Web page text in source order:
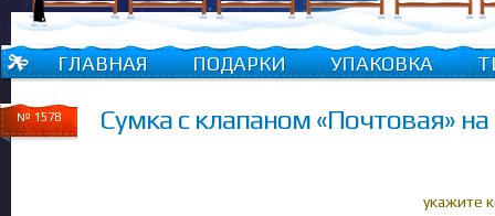
ГЛАВНАЯ ПОДАРКИ УПАКОВКА
№ 1578 Сумка с клапаном «Почтовая»
укажите